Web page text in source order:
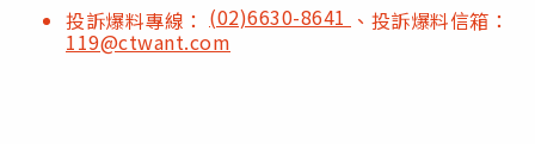
投訴爆料專線： (02)6630-8641 、投訴爆料信箱：
119@ctwant.com